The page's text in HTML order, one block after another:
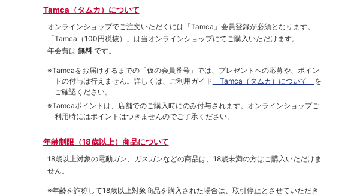
Tamca（タムカ）について
オンラインショップでご注⽂いただくには「Tamca」会員登録が必須となります。
「Tamca （100円税抜）
」は当オンラインショップにてご購⼊いただけます。
年会費は 無料 です。
※Tamcaをお届けするまでの「仮の会員番号」では、プレゼントへの応募や、ポイン
トの付与は⾏えません。詳しくは、ご利⽤ガイド 「Tamca（タムカ）について」 を
ご確認ください。
※Tamcaポイントは、店舗でのご購⼊時にのみ付与されます。オンラインショップご
利用時にはポイントはつきませんのでご了承ください。
年齢制限（18歳以上）商品について
18歳以上対象の電動ガン、ガスガンなどの商品は、18歳未満の方はご購入いただけま
せん。
※年齢を詐称して18歳以上対象商品を購入された場合は、取引停止とさせていただき